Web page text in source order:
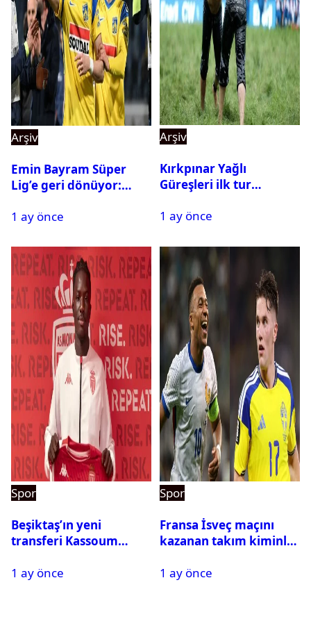
Arşiv
Emin Bayram Süper
Lig’e geri dönüyor:
1 ay önce
Arşiv
Kırkpınar Yağlı
Güreşleri ilk tur
2. tura geçen
1 ay önce
Spor
Beşiktaş’ın yeni
transferi Kassoum
gelecek? Resmi
1 ay önce
Spor
Fransa İsveç maçını
kazanan takım kiminle
turundaki rakip belli
1 ay önce